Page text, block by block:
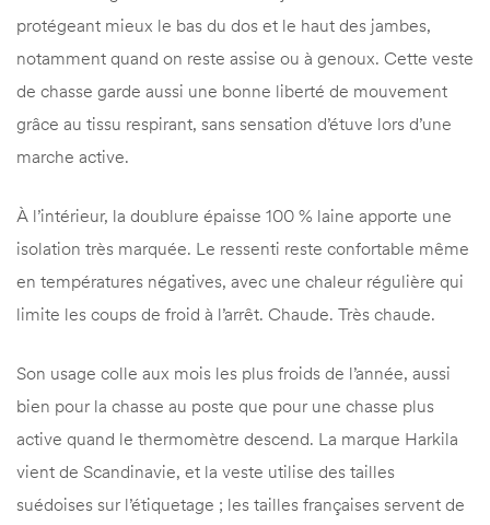
protégeant mieux le bas du dos et le haut des jambes,
notamment quand on reste assise ou à genoux. Cette veste
de chasse garde aussi une bonne liberté de mouvement
grâce au tissu respirant, sans sensation d’étuve lors d’une
marche active.
À l’intérieur, la doublure épaisse 100 % laine apporte une
isolation très marquée. Le ressenti reste confortable même
en températures négatives, avec une chaleur régulière qui
limite les coups de froid à l’arrêt. Chaude. Très chaude.
Son usage colle aux mois les plus froids de l’année, aussi
bien pour la chasse au poste que pour une chasse plus
active quand le thermomètre descend. La marque Harkila
vient de Scandinavie, et la veste utilise des tailles
suédoises sur l’étiquetage ; les tailles françaises servent de